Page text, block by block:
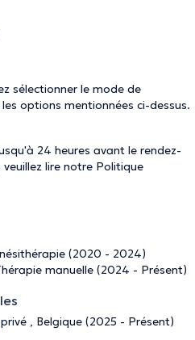
sélectionner le mode de
options mentionnées ci-dessus.
24 heures avant le rendez-
lire notre Politique
(2020 - 2024)
manuelle (2024 - Présent)
, Belgique (2025 - Présent)